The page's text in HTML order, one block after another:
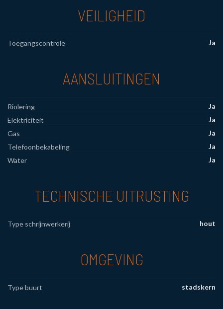
VEILIGHEID
Toegangscontrole Ja
AANSLUITINGEN
Riolering
Ja
Elektriciteit
Ja
Gas
Ja
Telefoonbekabeling
Ja
Water
Ja
TECHNISCHE UITRUSTING
Type schrijnwerkerij hout
OMGEVING
Type buurt stadskern